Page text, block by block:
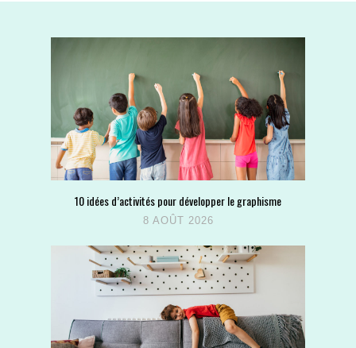
10 idées d’activités pour développer le graphisme
8 AOÛT 2026